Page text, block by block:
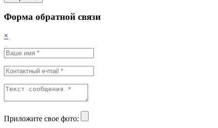
Форма обратной связи
×
Приложите свое фото: